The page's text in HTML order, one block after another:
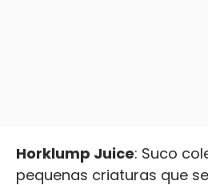
Horklump Juice: Suco
pequenas criaturas que